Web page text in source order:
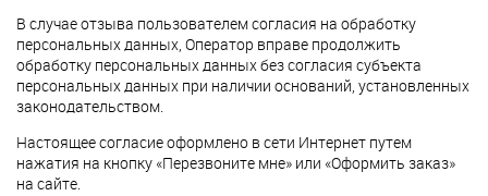
В случае отзыва пользователем согласия на обработку
персональных данных, Оператор вправе продолжить
обработку персональных данных без согласия субъекта
персональных данных при наличии оснований, установленных
законодательством.
Настоящее согласие оформлено в сети Интернет путем
нажатия на кнопку «Перезвоните мне» или «Оформить заказ»
на сайте.